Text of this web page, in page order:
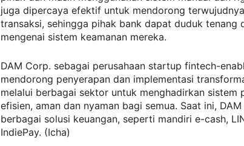
juga dipercaya efektif untuk mendorong
transaksi, sehingga pihak bank dapat duduk tenang
mengenai sistem keamanan mereka.
DAM Corp. sebagai perusahaan startup fintech-
mendorong penyerapan dan implementasi
melalui berbagai sektor untuk menghadirkan sistem
efisien, aman dan nyaman bagi semua. Saat ini,
berbagai solusi keuangan, seperti mandiri e-cash,
IndiePay. (Icha)